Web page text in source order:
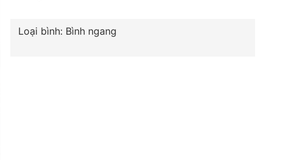
Loại bình: Bình ngang